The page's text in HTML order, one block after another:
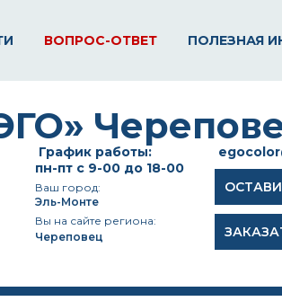
ВОПРОС-ОТВЕТ ПОЛЕЗНАЯ
График работы:
пн-пт с 9-00 до 18-00
Ваш город:
Эль-Монте
Вы на сайте региона:
Череповец